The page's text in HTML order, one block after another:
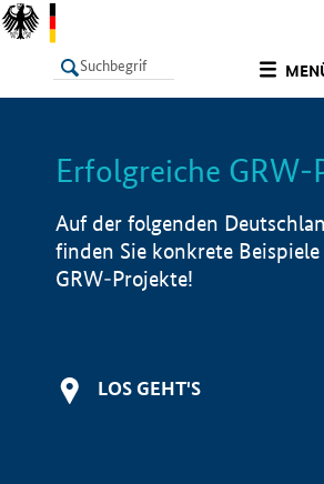
LISTE
Erfolgreiche GRW-
Auf der folgenden
finden Sie konkrete
GRW-Projekte!
LOS GEHT'S